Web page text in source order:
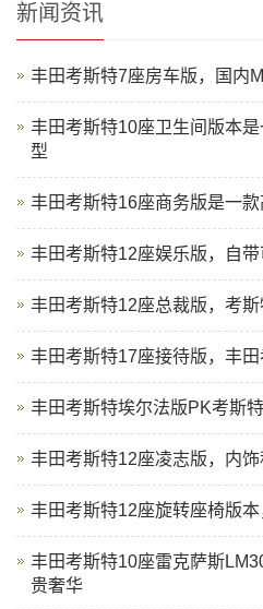
新闻资讯
丰田考斯特7座房车版，国内
丰田考斯特10座卫生间版本
型
丰田考斯特16座商务版是一
丰田考斯特12座娱乐版，自
丰田考斯特12座总裁版，考
丰田考斯特17座接待版，丰
丰田考斯特埃尔法版PK考斯
丰田考斯特12座凌志版，内
丰田考斯特12座旋转座椅版
丰田考斯特10座雷克萨斯
贵奢华